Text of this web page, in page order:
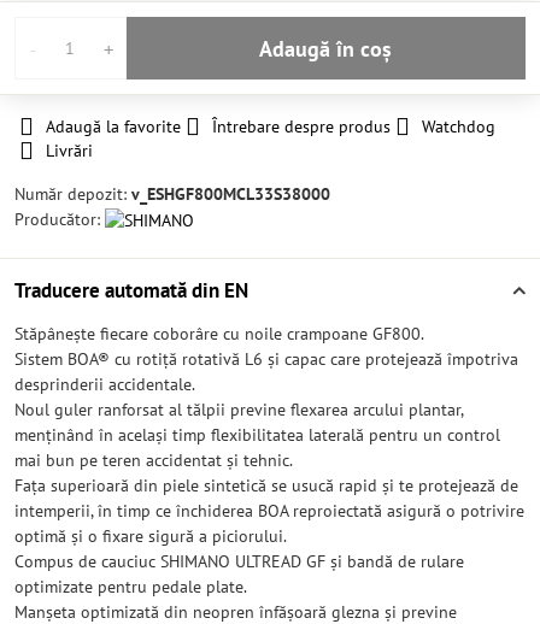
Adaugă în coș
Adaugă la favorite Întrebare despre produs
Watchdog
Livrări
Număr depozit: v_ESHGF800MCL33S38000
Producător:
Traducere automată din EN
Stăpânește fiecare coborâre cu noile crampoane GF800.
Sistem BOA® cu rotiță rotativă L6 și capac care protejează împotriva
desprinderii accidentale.
Noul guler ranforsat al tălpii previne flexarea arcului plantar,
menținând în același timp flexibilitatea laterală pentru un control
mai bun pe teren accidentat și tehnic.
Fața superioară din piele sintetică se usucă rapid și te protejează de
intemperii, în timp ce închiderea BOA reproiectată asigură o potrivire
optimă și o fixare sigură a piciorului.
Compus de cauciuc SHIMANO ULTREAD GF și bandă de rulare
optimizate pentru pedale plate.
Manșeta optimizată din neopren înfășoară glezna și previne